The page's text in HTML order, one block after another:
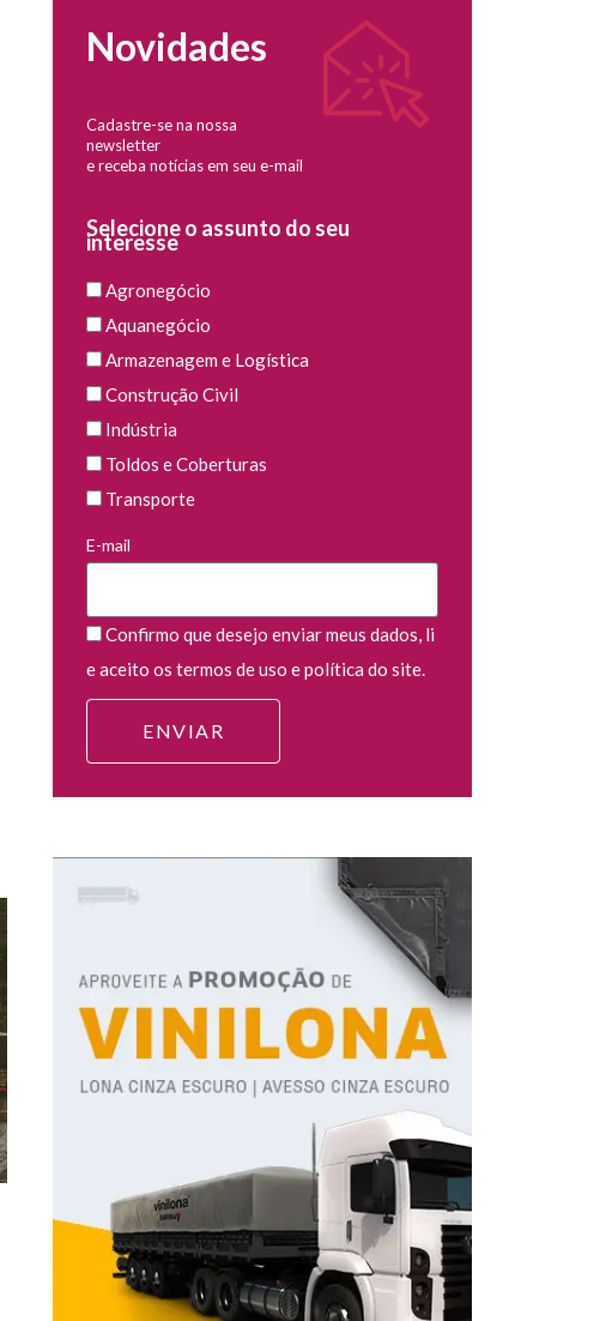
Novidades
Cadastre-se na nossa
newsletter
e receba notícias em seu e-mail
Selecione o assunto do seu
interesse
Agronegócio
Aquanegócio
Armazenagem e Logística
Construção Civil
Indústria
Toldos e Coberturas
Transporte
E-mail
Confirmo que desejo enviar meus dados, li
e aceito os termos de uso e política do site.